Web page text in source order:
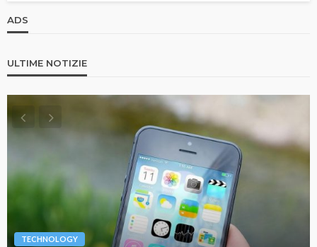
ADS
ULTIME NOTIZIE
TECHNOLOGY